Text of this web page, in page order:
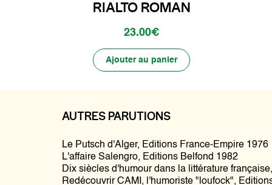
RIALTO ROMAN
23.00€
Ajouter au panier
AUTRES PARUTIONS
Le Putsch d'Alger, Editions France-Empire 1976
L'affaire Salengro, Editions Belfond 1982
Dix siècles d'humour dans la littérature
Redécouvrir CAMI, l'humoriste "loufock",